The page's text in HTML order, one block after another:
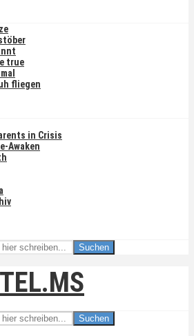
true
fliegen
in Crisis
Awaken
Suchen
Suchen